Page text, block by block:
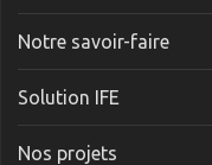
Notre savoir-faire
Solution IFE
Nos projets